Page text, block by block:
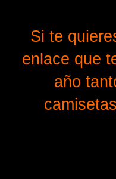
Si te
enlace que
año